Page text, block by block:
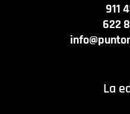
911
622
La